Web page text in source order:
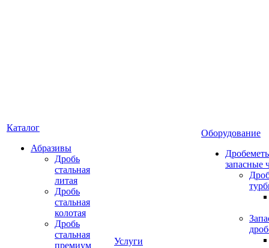
Каталог
Абразивы
Дробь
стальная
литая
Дробь
стальная
колотая
Дробь
стальная
премиум
Услуги
Оборудование
запасные